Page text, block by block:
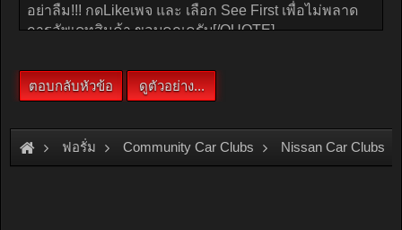
ฟอรั่ม Community Car Clubs Nissan Car Clubs